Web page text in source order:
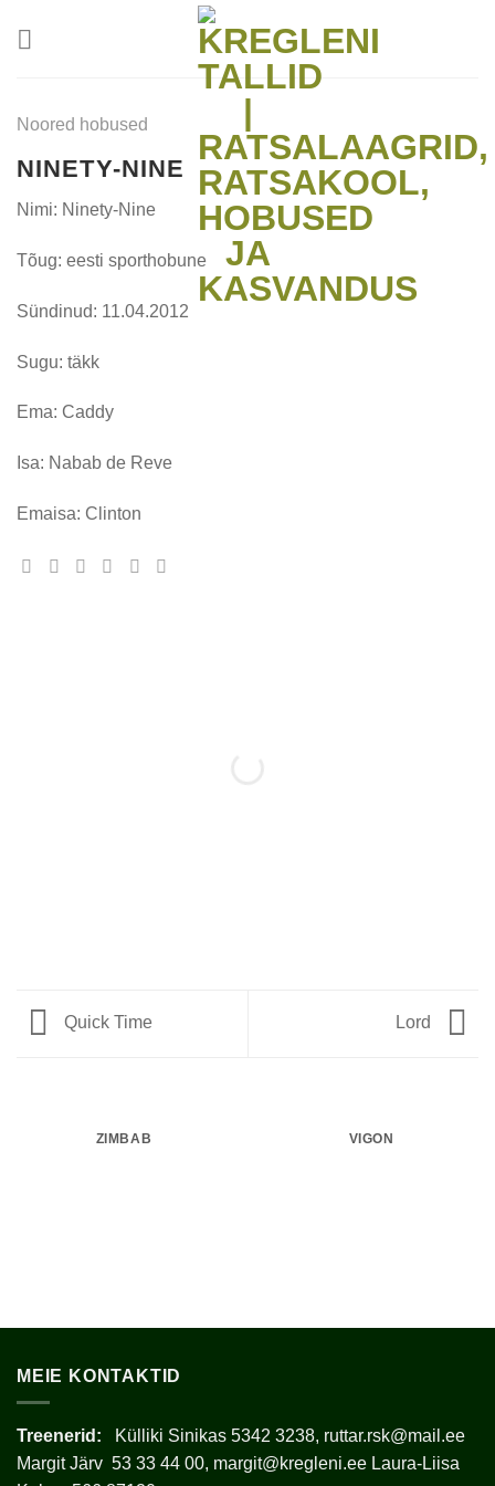
Noored hobused
NINETY-NINE
Nimi: Ninety-Nine
Tõug: eesti sporthobune
Sündinud: 11.04.2012
Sugu: täkk
Ema: Caddy
Isa: Nabab de Reve
Emaisa: Clinton
Quick Time Lord
ZIMBAB VIGON
MEIE KONTAKTID
Treenerid: Külliki Sinikas 5342 3238, ruttar.rsk@mail.ee
Margit Järv 53 33 44 00, margit@kregleni.ee Laura-Liisa